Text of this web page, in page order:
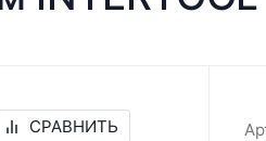
СРАВНИТЬ